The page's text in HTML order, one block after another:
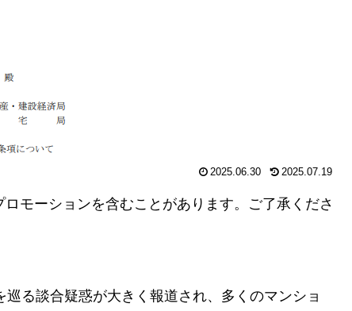
2025.06.30 2025.07.19
モーションを含むことがあります。ご了承くださ
る談合疑惑が大きく報道され、多くのマンショ